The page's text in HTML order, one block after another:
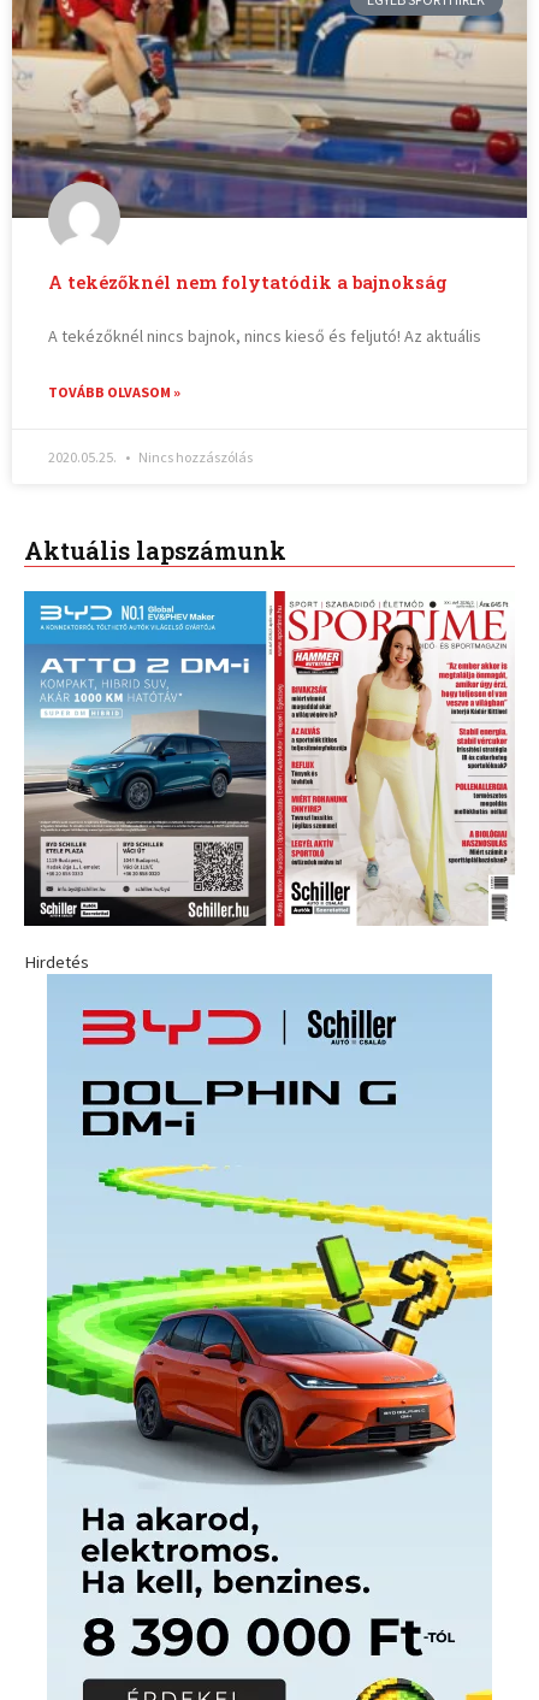
A tekézőknél nem folytatódik a bajnokság
A tekézőknél nincs bajnok, nincs kieső és feljutó! Az aktuális
TOVÁBB OLVASOM »
2020.05.25. Nincs hozzászólás
Aktuális lapszámunk
Hirdetés